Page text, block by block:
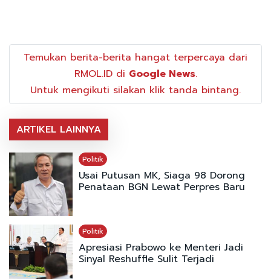
Temukan berita-berita hangat terpercaya dari
RMOL.ID di Google News.
Untuk mengikuti silakan klik tanda bintang.
ARTIKEL LAINNYA
Politik
Usai Putusan MK, Siaga 98 Dorong
Penataan BGN Lewat Perpres Baru
Politik
Apresiasi Prabowo ke Menteri Jadi
Sinyal Reshuffle Sulit Terjadi